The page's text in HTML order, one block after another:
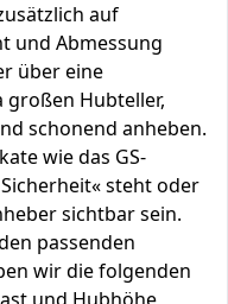
auf
und Abmessung
über eine
Hubteller,
schonend anheben.
wie das GS-
steht oder
sichtbar sein.
passenden
wir die folgenden